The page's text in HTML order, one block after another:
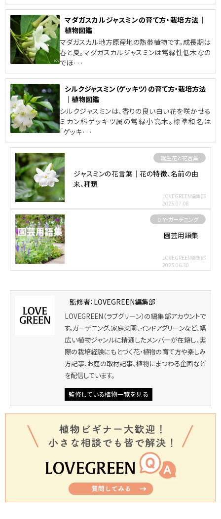
マダガスカルジャスミンの育て方・栽培方法｜
植物図鑑
マダガスカル地方原産地の熱帯植物です。成長期は
春と夏。マダガスカルジャスミンは常緑性低木なの
でほ···
シルクジャスミン（ゲッキツ）の育て方・栽培方法
｜植物図鑑
シルクジャスミンは、香りの良い白い花を咲かせる
ミカン科ゲッキツ属の常緑小高木。標準和名は
「ゲッキ···
誕生花と花言葉
ジャスミンの花言葉｜花の特徴、名前の由
来、種類
LOVEGREEN編集部
2025.07.08
DIY・ガーデニング
園芸用語集
LOVEGREEN編集部
2025.06.30
監修者：LOVEGREEN編集部
LOVEGREEN（ラブグリーン）の編集部アカウントで
す。ガーデニング、家庭菜園、インドアグリーンなど、幅
広い植物ジャンルに精通したメンバーが在籍し、実
際の栽培経験にもとづく花・植物の育て方や楽しみ
方記事、お庭の取材記事、植物にまつわる企画など
を配信しています。
監修している植物一覧を見る